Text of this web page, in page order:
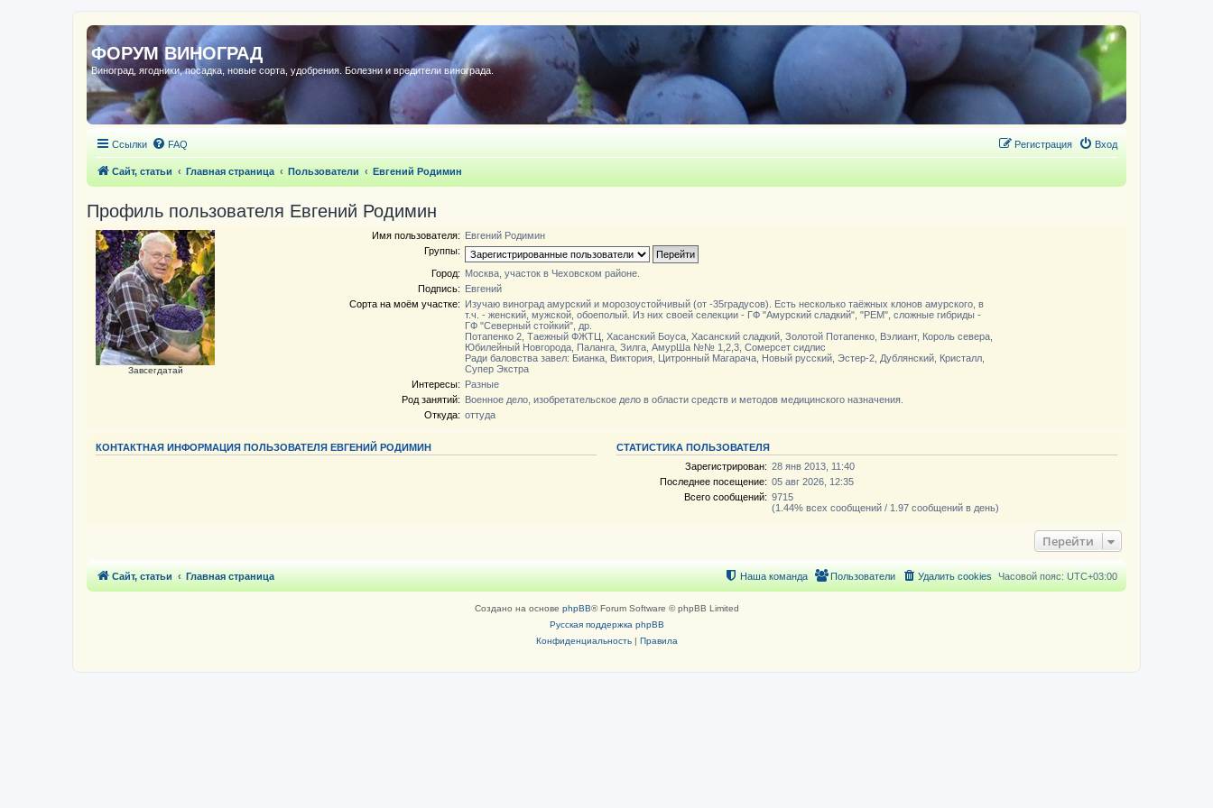
ФОРУМ ВИНОГРАД
Виноград, ягодники, посадка, новые сорта, удобрения. Болезни и вредители винограда.
Ссылки FAQ Вход
Регистрация
Сайт, статьи Главная страница Пользователи Евгений Родимин
Профиль пользователя Евгений Родимин
Завсегдатай
Имя пользователя: Евгений Родимин
Группы:
Город: Москва, участок в Чеховском районе.
Подпись: Евгений
Сорта на моём участке: Изучаю виноград амурский и морозоустойчивый (от -35градусов). Есть несколько таёжных клонов амурского, в
т.ч. - женский, мужской, обоеполый. Из них своей селекции - ГФ "Амурский сладкий", "РЕМ", сложные гибриды -
ГФ "Северный стойкий", др.
Потапенко 2, Таежный ФЖТЦ, Хасанский Боуса, Хасанский сладкий, Золотой Потапенко, Вэлиант, Король севера,
Юбилейный Новгорода, Паланга, Зилга, АмурШа №№ 1,2,3, Сомерсет сидлис
Ради баловства завел: Бианка, Виктория, Цитронный Магарача, Новый русский, Эстер-2, Дублянский, Кристалл,
Супер Экстра
Интересы: Разные
Род занятий: Военное дело, изобретательское дело в области средств и методов медицинского назначения.
Откуда: оттуда
КОНТАКТНАЯ ИНФОРМАЦИЯ ПОЛЬЗОВАТЕЛЯ ЕВГЕНИЙ РОДИМИН
СТАТИСТИКА ПОЛЬЗОВАТЕЛЯ
Зарегистрирован: 28 янв 2013, 11:40
Последнее посещение: 05 авг 2026, 12:35
Всего сообщений: 9715
(1.44% всех сообщений / 1.97 сообщений в день)
Перейти
Сайт, статьи Главная страница Часовой пояс: UTC+03:00
Удалить cookies
Пользователи
Наша команда
Создано на основе phpBB® Forum Software © phpBB Limited
Русская поддержка phpBB
Конфиденциальность| Правила